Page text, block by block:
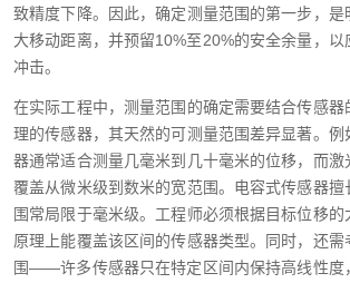
致精度下降。因此，确定测量范围的第一步，
大移动距离，并预留10%至20%的安全余量，
冲击。
在实际工程中，测量范围的确定需要结合传感
理的传感器，其天然的可测量范围差异显著。
器通常适合测量几毫米到几十毫米的位移，而
覆盖从微米级到数米的宽范围。电容式传感器
围常局限于毫米级。工程师必须根据目标位移
原理上能覆盖该区间的传感器类型。同时，还
围——许多传感器只在特定区间内保持高线性度